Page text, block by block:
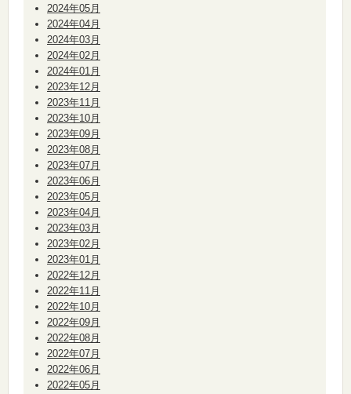
2024年05月
2024年04月
2024年03月
2024年02月
2024年01月
2023年12月
2023年11月
2023年10月
2023年09月
2023年08月
2023年07月
2023年06月
2023年05月
2023年04月
2023年03月
2023年02月
2023年01月
2022年12月
2022年11月
2022年10月
2022年09月
2022年08月
2022年07月
2022年06月
2022年05月